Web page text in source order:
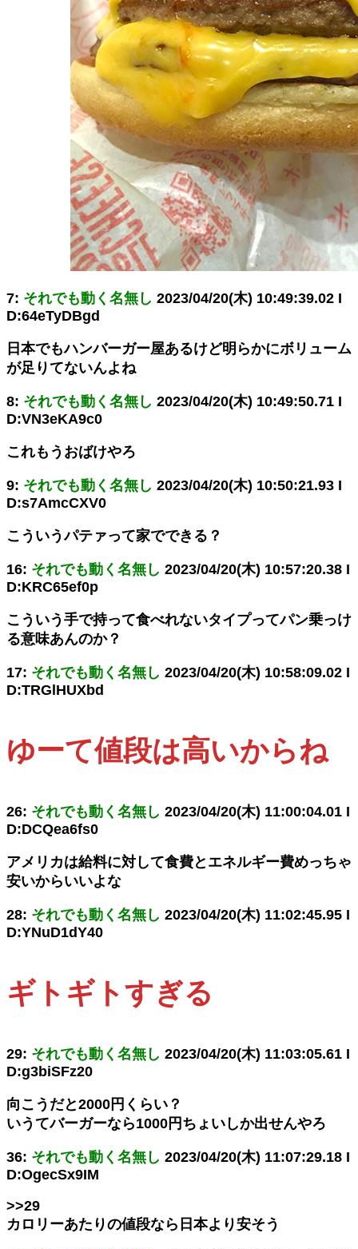
7: それでも動く名無し 2023/04/20(木) 10:49:39.02 I
D:64eTyDBgd
日本でもハンバーガー屋あるけど明らかにボリューム
が足りてないんよね
8: それでも動く名無し 2023/04/20(木) 10:49:50.71 I
D:VN3eKA9c0
これもうおばけやろ
9: それでも動く名無し 2023/04/20(木) 10:50:21.93 I
D:s7AmcCXV0
こういうパテァって家でできる？
16: それでも動く名無し 2023/04/20(木) 10:57:20.38 I
D:KRC65ef0p
こういう手で持って食べれないタイプってパン乗っけ
る意味あんのか？
17: それでも動く名無し 2023/04/20(木) 10:58:09.02 I
D:TRGlHUXbd
ゆーて値段は高いからね
26: それでも動く名無し 2023/04/20(木) 11:00:04.01 I
D:DCQea6fs0
アメリカは給料に対して食費とエネルギー費めっちゃ
安いからいいよな
28: それでも動く名無し 2023/04/20(木) 11:02:45.95 I
D:YNuD1dY40
ギトギトすぎる
29: それでも動く名無し 2023/04/20(木) 11:03:05.61 I
D:g3biSFz20
向こうだと2000円くらい？
いうてバーガーなら1000円ちょいしか出せんやろ
36: それでも動く名無し 2023/04/20(木) 11:07:29.18 I
D:OgecSx9IM
>>29
カロリーあたりの値段なら日本より安そう